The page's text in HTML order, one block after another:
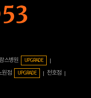
스병원 UPGRADE
원점 UPGRADE
천호점